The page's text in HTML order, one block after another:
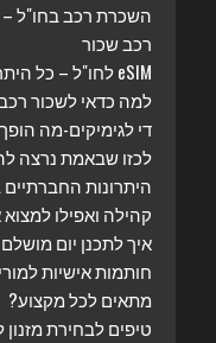
השכרת רכב בחו"ל –
רכב שכור
eSIM לחו"ל – כל היתרונות במקום אחד
למה כדאי לשכור
די לגימיקים-מה
לכזו שבאמת נרצה
היתרונות החברתיים
קהילה ואפילו
איך לתכנן יום
חותמות אישיות
מתאים לכל מקצוע?
טיפים לבחירת מזנון